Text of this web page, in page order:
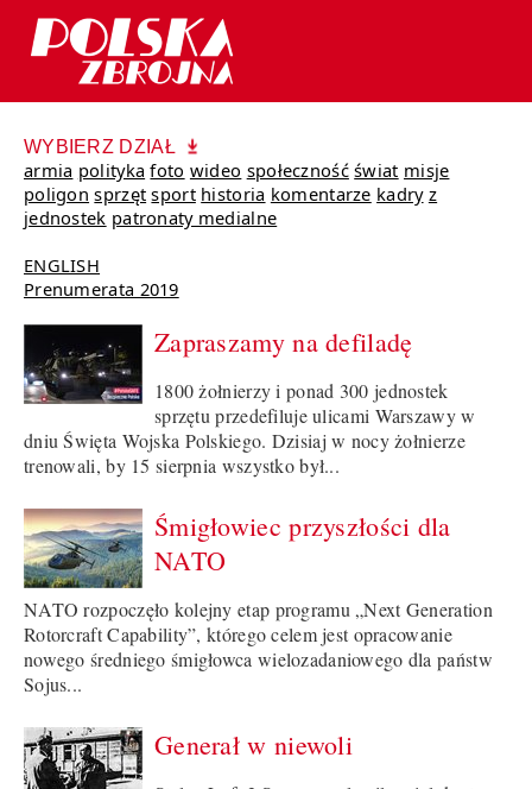
WYBIERZ DZIAŁ
armia polityka foto wideo społeczność świat misje
poligon sprzęt sport historia komentarze kadry z
jednostek patronaty medialne
ENGLISH
Prenumerata 2019
Zapraszamy na defiladę
1800 żołnierzy i ponad 300 jednostek
sprzętu przedefiluje ulicami Warszawy w
dniu Święta Wojska Polskiego. Dzisiaj w nocy żołnierze
trenowali, by 15 sierpnia wszystko był...
Śmigłowiec przyszłości dla
NATO
NATO rozpoczęło kolejny etap programu „Next Generation
Rotorcraft Capability”, którego celem jest opracowanie
nowego średniego śmigłowca wielozadaniowego dla państw
Sojus...
Generał w niewoli